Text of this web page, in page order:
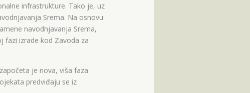
infrastrukture. Tako je, uz
Srema. Na osnovu
navodnjavanja Srema,
fazi izrade kod Zavoda za
je nova, viša faza
predviđaju se iz